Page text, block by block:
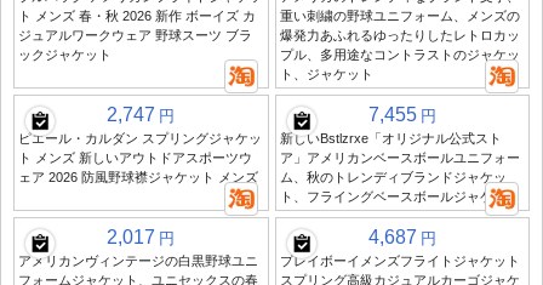
ト メンズ 春・秋 2026 新作 ボーイズ カ
ジュアルワークウェア 野球スーツ ブラ
ックジャケット
重い刺繍の野球ユニフォーム、メンズの
爆発力あふれるゆったりしたレトロカッ
プル、多用途なコントラストのジャケッ
ト、ジャケット
2,747 円
ピエール・カルダン スプリングジャケッ
ト メンズ 新しいアウトドアスポーツウ
ェア 2026 防風野球襟ジャケット メンズ
7,455 円
新しいBstlzrxe「オリジナル公式スト
ア」アメリカンベースボールユニフォー
ム、秋のトレンディブランドジャケッ
ト、フライングベースボールジャケット
2,017 円
アメリカンヴィンテージの白黒野球ユニ
フォームジャケット、ユニセックスの春
4,687 円
プレイボーイメンズフライトジャケット
スプリング高級カジュアルカーゴジャケ